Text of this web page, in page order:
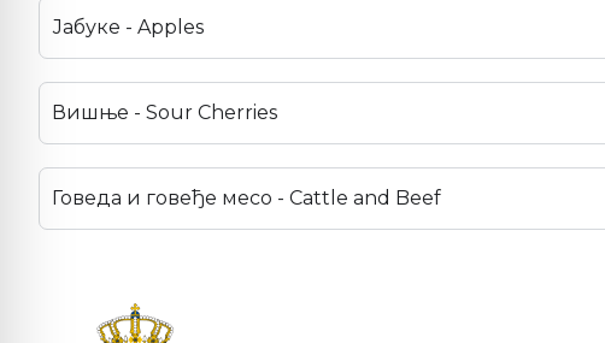
Јабуке - Apples
Вишње - Sour Cherries
Говеда и говеђе месо - Cattle and Beef